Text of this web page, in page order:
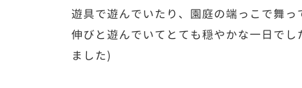
遊具で遊んでいたり、園庭の端っこで舞
伸びと遊んでいてとても穏やかな一日で
ました)